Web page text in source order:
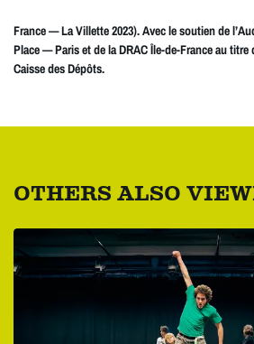
France — La Villette 2023). Avec le soutien de
Place — Paris et de la DRAC Île-de-France au titre
Caisse des Dépôts.
OTHERS ALSO